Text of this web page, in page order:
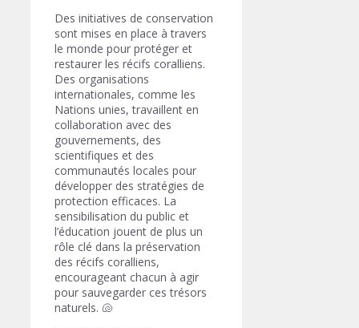
Des initiatives de conservation
sont mises en place à travers
le monde pour protéger et
restaurer les récifs coralliens.
Des organisations
internationales, comme les
Nations unies, travaillent en
collaboration avec des
gouvernements, des
scientifiques et des
communautés locales pour
développer des stratégies de
protection efficaces. La
sensibilisation du public et
l’éducation jouent de plus un
rôle clé dans la préservation
des récifs coralliens,
encourageant chacun à agir
pour sauvegarder ces trésors
naturels. 🐚